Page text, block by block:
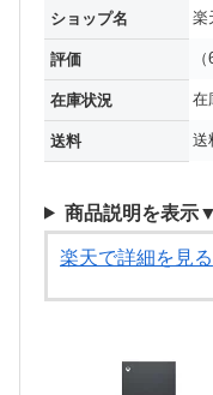
ショップ名 楽
評価
在庫状況 在
送料 送
商品説明を表
楽天で詳細を見る